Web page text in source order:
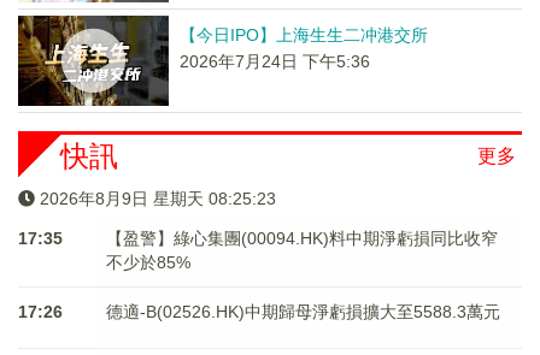
【今日IPO】上海生生二冲港交所
2026年7月24日 下午5:36
更多
快訊
2026年8月9日 星期天 08:25:24
17:35
【盈警】綠心集團(00094.HK)料中期淨虧損同比收窄
不少於85%
17:26 德適-B(02526.HK)中期歸母淨虧損擴大至5588.3萬元